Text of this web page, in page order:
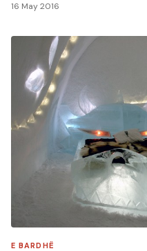
16 May 2016
E BARDHË